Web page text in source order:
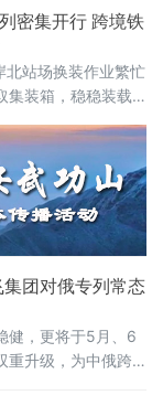
，精准捕捉城市里
量”。一张票根解锁
密集开行 跨境铁
站场换装作业繁忙
集装箱，稳稳装载
达班列完成编组，
值超5000万元人民
绥芬河口岸跨境铁
团对俄专列常态
健，更将于5月、6
重升级，为中俄跨